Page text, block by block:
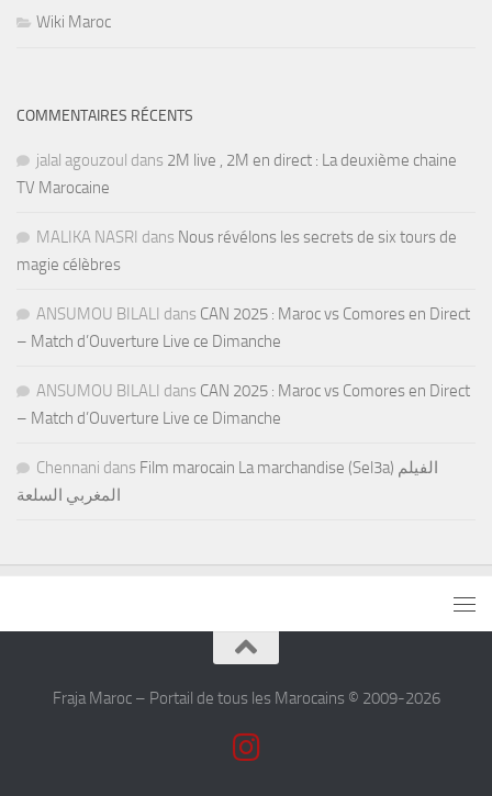
Wiki Maroc
COMMENTAIRES RÉCENTS
jalal agouzoul dans 2M live , 2M en direct : La deuxième chaine
TV Marocaine
MALIKA NASRI dans Nous révélons les secrets de six tours de
magie célèbres
ANSUMOU BILALI dans CAN 2025 : Maroc vs Comores en Direct
– Match d’Ouverture Live ce Dimanche
ANSUMOU BILALI dans CAN 2025 : Maroc vs Comores en Direct
– Match d’Ouverture Live ce Dimanche
Chennani dans Film marocain La marchandise (Sel3a) الفيلم
المغربي السلعة
Fraja Maroc – Portail de tous les Marocains © 2009-2026